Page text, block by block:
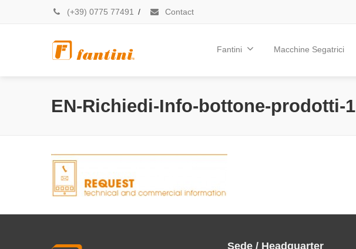
(+39) 0775 77491 / Contact
Fantini Macchine Segatrici
EN-Richiedi-Info-bottone-prodotti-1
Sede / Headquarter